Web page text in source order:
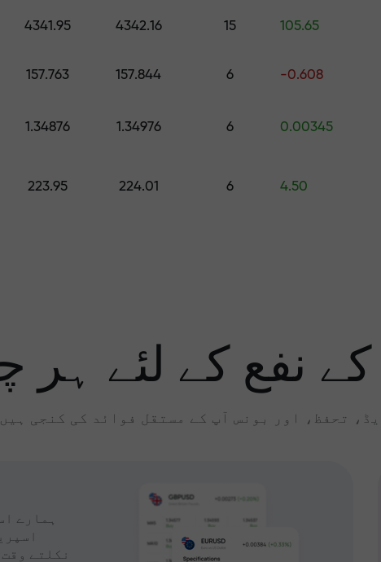
اپنے اکاونٹ میں جمع کروائیں $333 — اور حاصل کریں تک کا تحفہ $1,500
سے پاک
منافع کی
4341.95 4342.16 15 105.65
157.763 157.844 6 -0.608
1.34876 1.34976 6 0.00345
223.95 224.01 6 4.50
نفع کے لئے ہر
تحفظ، اور بونس آپ کے مستقل فوائد کی کنجی
ہمارے
نکلتے